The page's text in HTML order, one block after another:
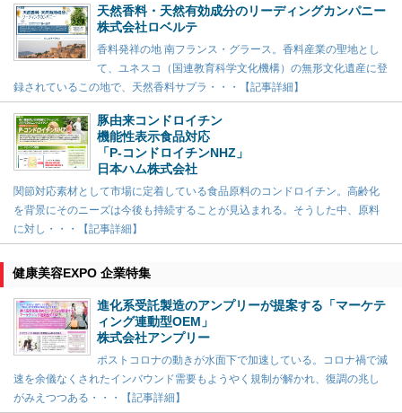
天然香料・天然有効成分のリーディングカンパニー
株式会社ロベルテ
香料発祥の地 南フランス・グラース。香料産業の聖地とし
て、ユネスコ（国連教育科学文化機構）の無形文化遺産に登
録されているこの地で、天然香料サプラ・・・【記事詳細】
豚由来コンドロイチン
機能性表示食品対応
「P-コンドロイチンNHZ」
日本ハム株式会社
関節対応素材として市場に定着している食品原料のコンドロイチン。高齢化
を背景にそのニーズは今後も持続することが見込まれる。そうした中、原料
に対し・・・【記事詳細】
健康美容EXPO 企業特集
進化系受託製造のアンプリーが提案する「マーケテ
ィング連動型OEM」
株式会社アンプリー
ポストコロナの動きが水面下で加速している。コロナ禍で減
速を余儀なくされたインバウンド需要もようやく規制が解かれ、復調の兆し
がみえつつある・・・【記事詳細】